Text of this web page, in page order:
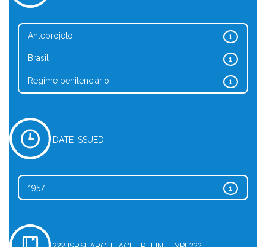
1
Anteprojeto
1
Brasil
1
Regime penitenciário
DATE ISSUED
1
1957